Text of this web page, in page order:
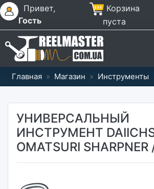
Привет,
Гость
Корзина
пуста
Главная » Магазин » Инструменты
УНИВЕРСАЛЬНЫЙ
ИНСТРУМЕНТ
OMATSURI